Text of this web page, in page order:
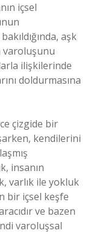
içsel
aşk
varoluşunu
ilişkilerinde
doldurmasına
çizgide bir
kendilerini
insanın
varlık ile yokluk
bir içsel keşfe
ve bazen
varoluşsal